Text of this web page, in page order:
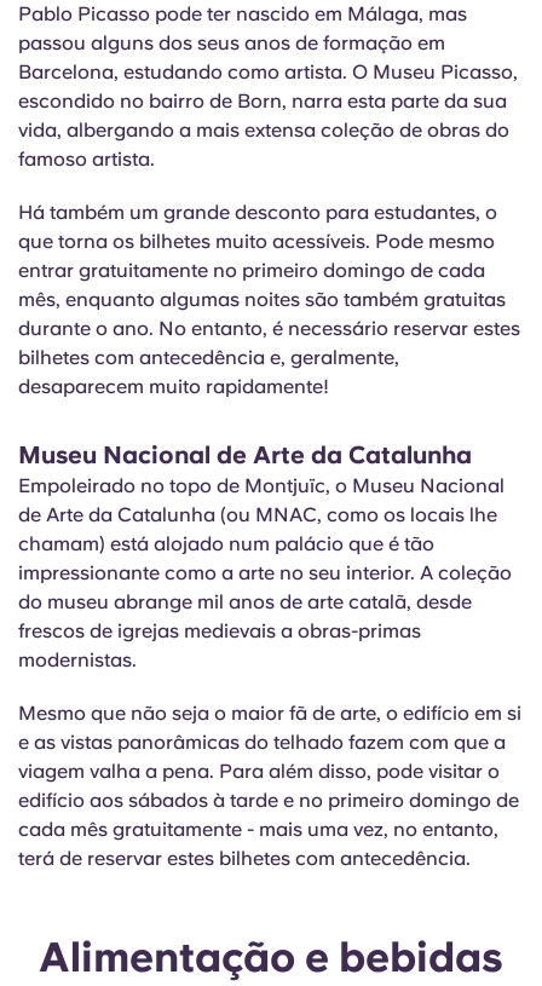
Pablo Picasso pode ter nascido em Málaga, mas
passou alguns dos seus anos de formação em
Barcelona, estudando como artista. O Museu Picasso,
escondido no bairro de Born, narra esta parte da sua
vida, albergando a mais extensa coleção de obras do
famoso artista.
Há também um grande desconto para estudantes, o
que torna os bilhetes muito acessíveis. Pode mesmo
entrar gratuitamente no primeiro domingo de cada
mês, enquanto algumas noites são também gratuitas
durante o ano. No entanto, é necessário reservar estes
bilhetes com antecedência e, geralmente,
desaparecem muito rapidamente!
Museu Nacional de Arte da Catalunha
Empoleirado no topo de Montjuïc, o Museu Nacional
de Arte da Catalunha (ou MNAC, como os locais lhe
chamam) está alojado num palácio que é tão
impressionante como a arte no seu interior. A coleção
do museu abrange mil anos de arte catalã, desde
frescos de igrejas medievais a obras-primas
modernistas.
Mesmo que não seja o maior fã de arte, o edifício em si
e as vistas panorâmicas do telhado fazem com que a
viagem valha a pena. Para além disso, pode visitar o
edifício aos sábados à tarde e no primeiro domingo de
cada mês gratuitamente - mais uma vez, no entanto,
terá de reservar estes bilhetes com antecedência.
Alimentação e bebidas